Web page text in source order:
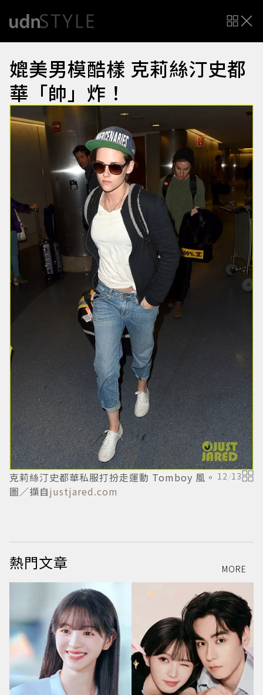
媲美男模酷樣 克莉絲汀史都
華「帥」炸！
克莉絲汀史都華私服打扮走運動 Tomboy 風。
圖／擷自justjared.com
12 /13
熱門文章 MORE